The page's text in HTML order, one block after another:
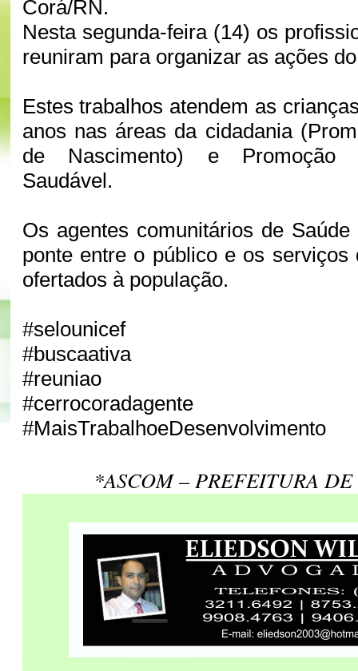
Corá/RN.
Nesta segunda-feira (14) os
reuniram para organizar as ações
Estes trabalhos atendem as
anos nas áreas da cidadania
de Nascimento) e Promoção
Saudável.
Os agentes comunitários de
ponte entre o público e os serviços
ofertados à população.
#selounicef
#buscaativa
#reuniao
#cerrocoradagente
#MaisTrabalhoeDesenvolvimento
*ASCOM – PREFEITURA DE